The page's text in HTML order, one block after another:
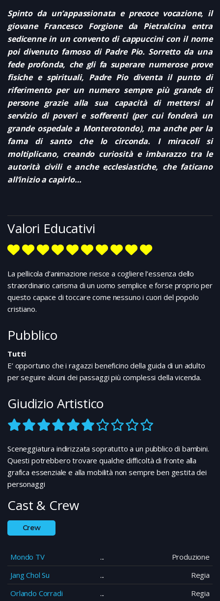
Spinto da un’appassionata e precoce vocazione, il
giovane Francesco Forgione da Pietralcina entra
sedicenne in un convento di cappuccini con il nome
poi divenuto famoso di Padre Pio. Sorretto da una
fede profonda, che gli fa superare numerose prove
fisiche e spirituali, Padre Pio diventa il punto di
riferimento per un numero sempre più grande di
persone grazie alla sua capacità di mettersi al
servizio di poveri e sofferenti (per cui fonderà un
grande ospedale a Monterotondo), ma anche per la
fama di santo che lo circonda. I miracoli si
moltiplicano, creando curiosità e imbarazzo tra le
autorità civili e anche ecclesiastiche, che faticano
all’inizio a capirlo…
Valori Educativi
La pellicola d’animazione riesce a cogliere l’essenza dello
straordinario carisma di un uomo semplice e forse proprio per
questo capace di toccare come nessuno i cuori del popolo
cristiano.
Pubblico
Tutti
E’ opportuno che i ragazzi beneficino della guida di un adulto
per seguire alcuni dei passaggi più complessi della vicenda.
Giudizio Artistico
Sceneggiatura indirizzata sopratutto a un pubblico di bambini.
Questi potrebbero trovare qualche difficoltà di fronte alla
grafica essenziale e alla mobilità non sempre ben gestita dei
personaggi
Cast & Crew
Crew
Mondo TV
Produzione
Jang Chol Su
Regia
Orlando Corradi
Regia